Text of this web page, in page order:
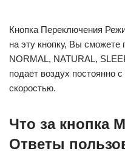
Кнопка Переключения
на эту кнопку, Вы
NORMAL, NATURAL,
подает воздух постоянно
скоростью.
Что за кнопка
Ответы